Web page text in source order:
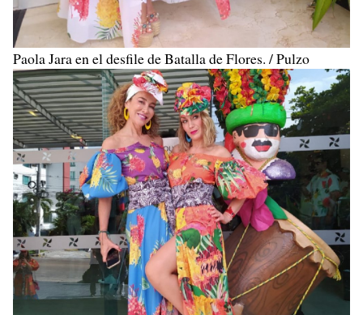
Paola Jara en el desfile de Batalla de Flores. / Pulzo